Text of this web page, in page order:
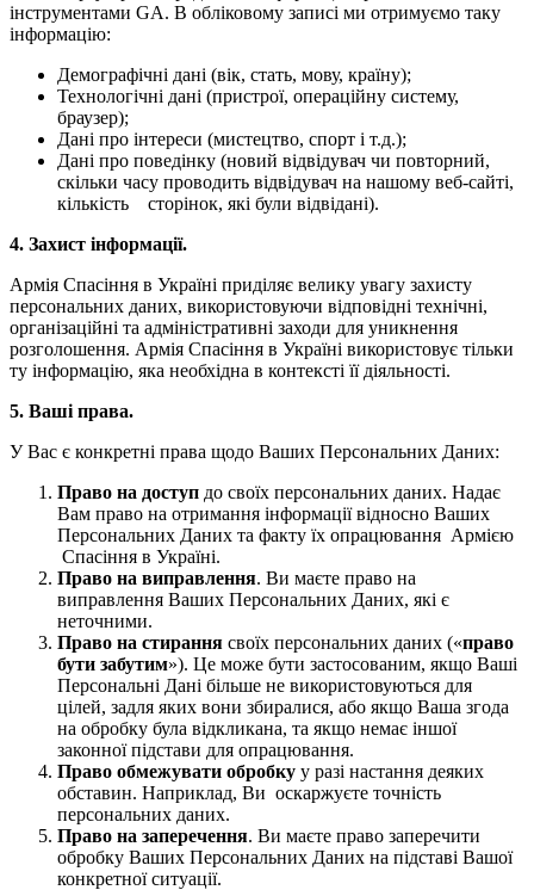
інструментами GA. В обліковому записі ми отримуємо таку
інформацію:
Демографічні дані (вік, стать, мову, країну);
Технологічні дані (пристрої, операційну систему,
браузер);
Дані про інтереси (мистецтво, спорт і т.д.);
Дані про поведінку (новий відвідувач чи повторний,
скільки часу проводить відвідувач на нашому веб-сайті,
кількість сторінок, які були відвідані).
4. Захист інформації.
Армія Спасіння в Україні приділяє велику увагу захисту
персональних даних, використовуючи відповідні технічні,
організаційні та адміністративні заходи для уникнення
розголошення. Армія Спасіння в Україні використовує тільки
ту інформацію, яка необхідна в контексті її діяльності.
5. Ваші права.
У Вас є конкретні права щодо Ваших Персональних Даних:
Право на доступ до своїх персональних даних. Надає
Вам право на отримання інформації відносно Ваших
Персональних Даних та факту їх опрацювання Армією
Спасіння в Україні.
Право на виправлення. Ви маєте право на
виправлення Ваших Персональних Даних, які є
неточними.
Право на стирання своїх персональних даних («право
бути забутим»). Це може бути застосованим, якщо Ваші
Персональні Дані більше не використовуються для
цілей, задля яких вони збиралися, або якщо Ваша згода
на обробку була відкликана, та якщо немає іншої
законної підстави для опрацювання.
Право обмежувати обробку у разі настання деяких
обставин. Наприклад, Ви оскаржуєте точність
персональних даних.
Право на заперечення. Ви маєте право заперечити
обробку Ваших Персональних Даних на підставі Вашої
конкретної ситуації.